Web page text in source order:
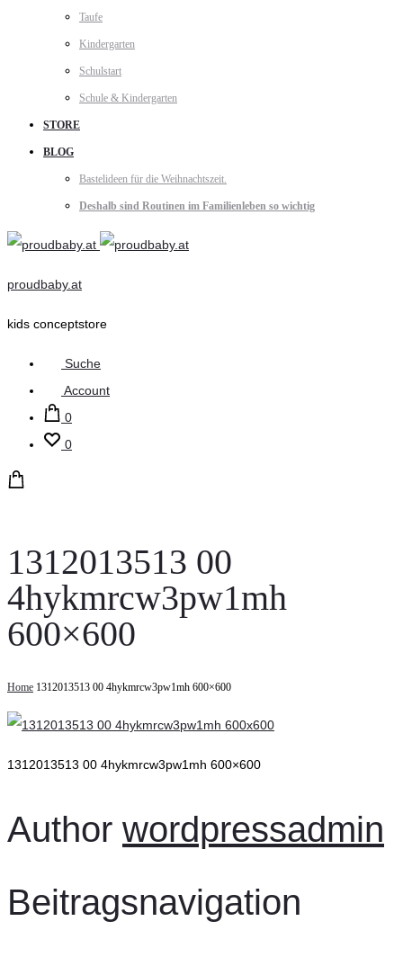
Taufe
Kindergarten
Schulstart
Schule & Kindergarten
STORE
BLOG
Bastelideen für die Weihnachtszeit.
Deshalb sind Routinen im Familienleben so wichtig
proudbaby.at
kids conceptstore
Suche
Account
0
0
1312013513 00
4hykmrcw3pw1mh
600×600
Home 1312013513 00 4hykmrcw3pw1mh 600×600
1312013513 00 4hykmrcw3pw1mh 600×600
Author wordpressadmin
Beitragsnavigation